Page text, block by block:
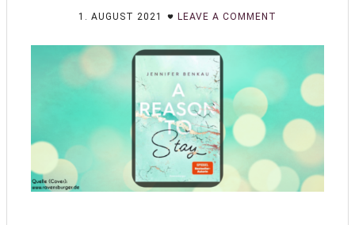
1. AUGUST 2021 LEAVE A COMMENT